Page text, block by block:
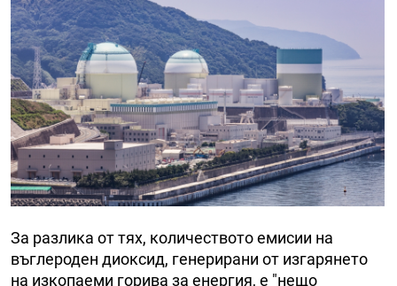
За разлика от тях, количеството емисии на
въглероден диоксид, генерирани от изгарянето
на изкопаеми горива за енергия, е "нещо